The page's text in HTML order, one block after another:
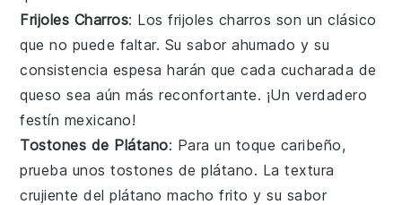
Frijoles Charros: Losfrijoles charros son un clásico
que no puede faltar. Su sabor ahumado y su
consistencia espesa harán que cada cucharada de
queso sea aún más reconfortante. ¡Un verdadero
festín mexicano!
Tostones de Plátano: Para un toque caribeño,
prueba unostostones de plátano. La textura
crujiente delplátano macho frito y su sabor